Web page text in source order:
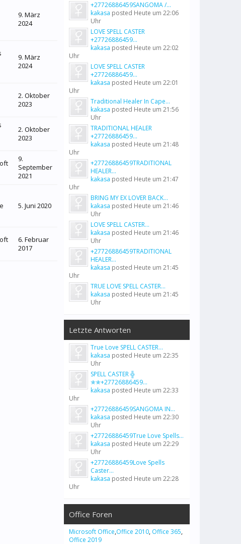
9. März
2024
9. März
2024
2. Oktober
2023
2. Oktober
2023
9.
September
2021
5. Juni 2020
6. Februar
2017
+27726886459SANGOMA /...
kakasa posted Heute um 22:06
Uhr
LOVE SPELL CASTER
+27726886459...
kakasa posted Heute um 22:02
Uhr
LOVE SPELL CASTER
+27726886459...
kakasa posted Heute um 22:01
Uhr
Traditional Healer In Cape...
kakasa posted Heute um 21:56
Uhr
TRADITIONAL HEALER
+27726886459...
kakasa posted Heute um 21:48
Uhr
+27726886459TRADITIONAL
HEALER...
kakasa posted Heute um 21:47
Uhr
BRING MY EX LOVER BACK...
kakasa posted Heute um 21:46
Uhr
LOVE SPELL CASTER...
kakasa posted Heute um 21:46
Uhr
+27726886459TRADITIONAL
HEALER...
kakasa posted Heute um 21:45
Uhr
TRUE LOVE SPELL CASTER...
kakasa posted Heute um 21:45
Uhr
Letzte Antworten
True Love SPELL CASTER...
kakasa posted Heute um 22:35
Uhr
SPELL CASTER ╬
✯✯+27726886459...
kakasa posted Heute um 22:33
Uhr
+27726886459SANGOMA IN...
kakasa posted Heute um 22:30
Uhr
+27726886459True Love Spells...
kakasa posted Heute um 22:29
Uhr
+27726886459Love Spells
Caster...
kakasa posted Heute um 22:28
Uhr
Office Foren
Microsoft Office,Office 2010, Office 365,
Office 2019